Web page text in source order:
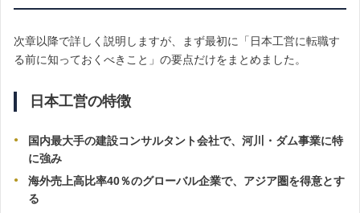
次章以降で詳しく説明しますが、まず最初に「日本工営に転職す
る前に知っておくべきこと」の要点だけをまとめました。
日本工営の特徴
国内最大手の建設コンサルタント会社で、河川・ダム事業に特
に強み
海外売上高比率40％のグローバル企業で、アジア圏を得意とす
る